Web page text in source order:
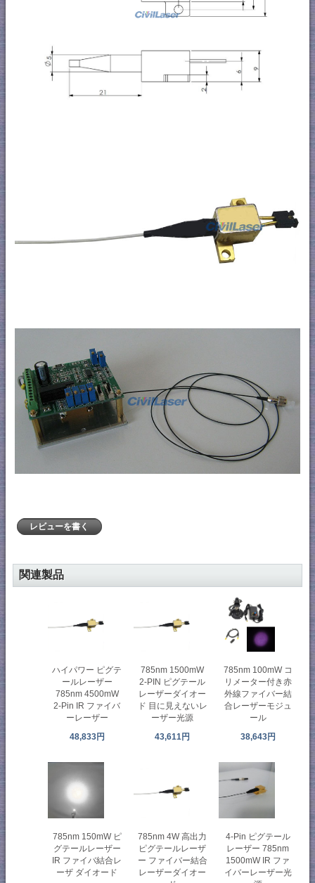
レビューを書く
関連製品
ハイパワー ピグテ
ールレーザー
785nm 4500mW
2-Pin IR ファイバ
ーレーザー
48,833円
785nm 1500mW
2-PIN ピグテール
レーザーダイオー
ド 目に見えないレ
ーザー光源
43,611円
785nm 100mW コ
リメーター付き赤
外線ファイバー結
合レーザーモジュ
ール
38,643円
785nm 150mW ピ
グテールレーザー
IR ファイバ結合レ
ーザ ダイオード
785nm 4W 高出力
ピグテールレーザ
ー ファイバー結合
レーザーダイオー
4-Pin ピグテール
レーザー 785nm
1500mW IR ファ
イバーレーザー光